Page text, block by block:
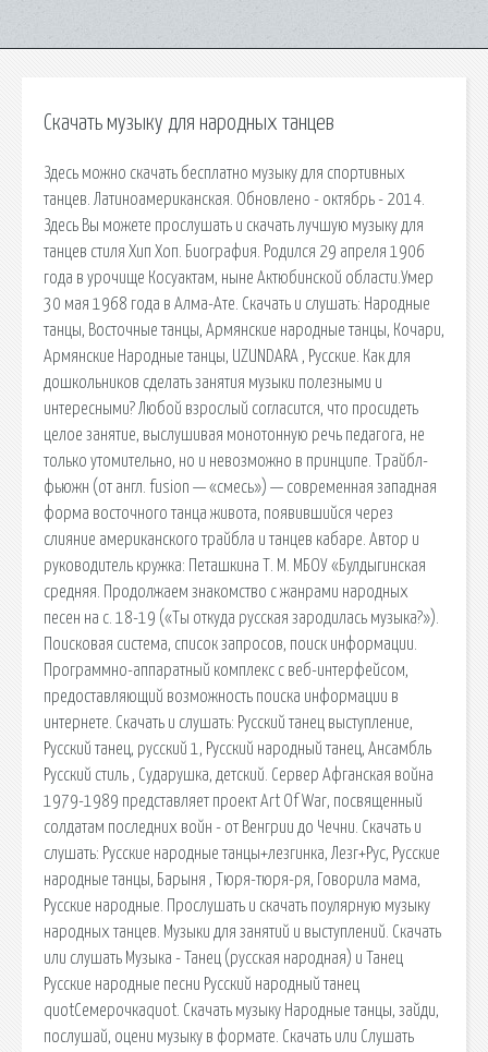
Скачать музыку для народных танцев
Здесь можно скачать бесплатно музыку для спортивных
танцев. Латиноамериканская. Обновлено - октябрь - 2014.
Здесь Вы можете прослушать и скачать лучшую музыку для
танцев стиля Хип Хоп. Биография. Родился 29 апреля 1906
года в урочище Косуактам, ныне Актюбинской области.Умер
30 мая 1968 года в Алма-Ате. Скачать и слушать: Народные
танцы, Восточные танцы, Армянские народные танцы, Кочари,
Армянские Народные танцы, UZUNDARA , Русские. Как для
дошкольников сделать занятия музыки полезными и
интересными? Любой взрослый согласится, что просидеть
целое занятие, выслушивая монотонную речь педагога, не
только утомительно, но и невозможно в принципе. Трайбл-
фьюжн (от англ. fusion — «смесь») — современная западная
форма восточного танца живота, появившийся через
слияние американского трайбла и танцев кабаре. Автор и
руководитель кружка: Петашкина Т. М. МБОУ «Булдыгинская
средняя. Продолжаем знакомство с жанрами народных
песен на с. 18-19 («Ты откуда русская зародилась музыка?»).
Поисковая сиcтема, список запросов, поиск информации.
Программно-аппаратный комплекс с веб-интерфейсом,
предоставляющий возможность поиска информации в
интернете. Скачать и слушать: Русский танец выступление,
Русский танец, русский 1, Русский народный танец, Ансамбль
Русский стиль , Сударушка, детский. Сервер Афганская война
1979-1989 представляет проект Art Of War, посвященный
солдатам последних войн - от Венгрии до Чечни. Скачать и
слушать: Русские народные танцы+лезгинка, Лезг+Рус, Русские
народные танцы, Барыня , Тюря-тюря-ря, Говорила мама,
Русские народные. Прослушать и скачать поулярную музыку
народных танцев. Музыки для занятий и выступлений. Скачать
или слушать Музыка - Танец (русская народная) и Танец
Русские народные песни Русский народный танец
quotСемерочкаquot. Скачать музыку Народные танцы, зайди,
послушай, оцени музыку в формате. Скачать или Слушать